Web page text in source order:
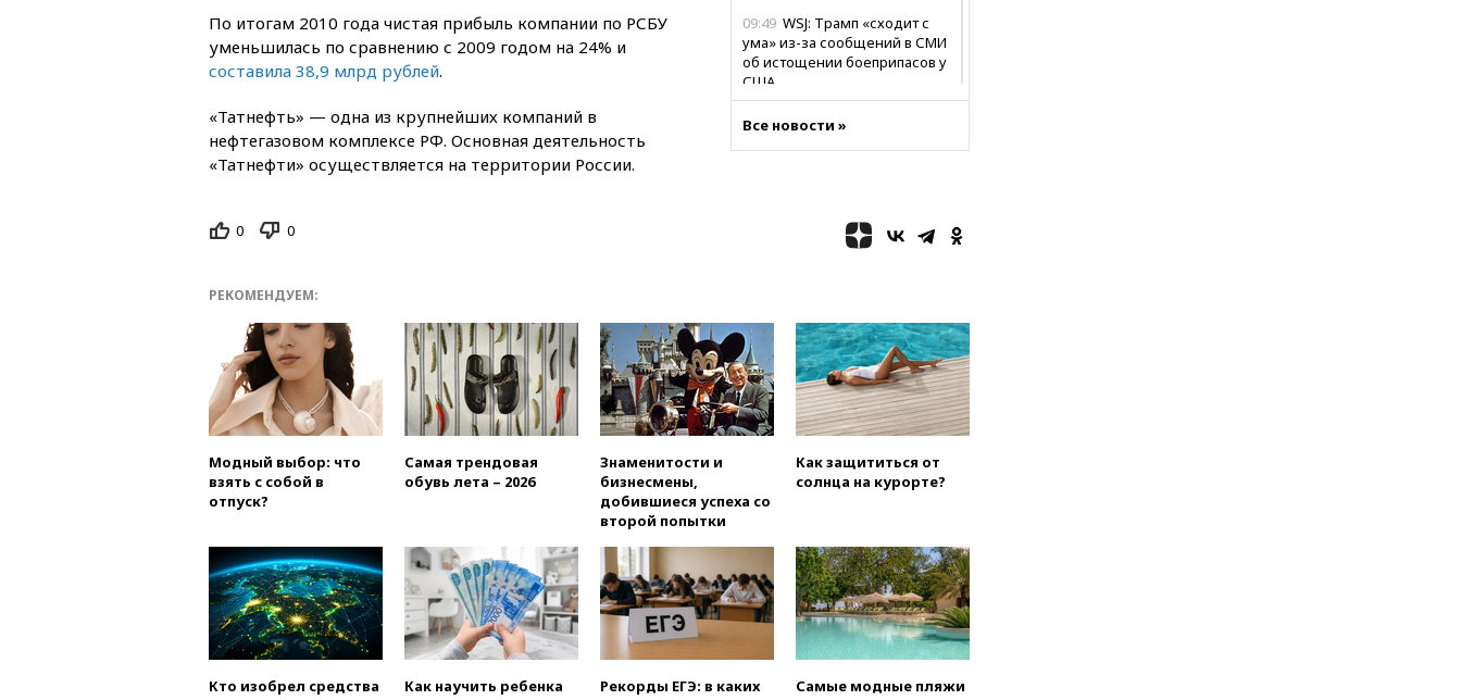
09:49 WSJ: Трамп «сходит с
ума» из-за сообщений в СМИ
об истощении боеприпасов у
США
в 2028 году могут войти в
состав Евросоюза
основополагающим
принципам ЕАЭС
попросили уволиться
08:51
Рубио попросил Лаврова
освободить бывшего
американского морпеха,
осужденного в России
атакован склад Wildberries
07:52
07:00
Лесной пожар в 30
километрах от Ванкувера
привел к эвакуации жителей
Суд обязал Meta
выплатить $567 млн по делу о
вреде психическому
Все новости »
По итогам 2010 года чистая прибыль компании по РСБУ
уменьшилась по сравнению с 2009 годом на 24% и
составила 38,9 млрд рублей.
«Татнефть» — одна из крупнейших компаний в
нефтегазовом комплексе РФ. Основная деятельность
«Татнефти» осуществляется на территории России.
0 0
РЕКОМЕНДУЕМ:
Модный выбор: что
взять с собой в
отпуск?
Самая трендовая
обувь лета – 2026
Знаменитости и
бизнесмены,
добившиеся успеха со
второй попытки
Как защититься от
солнца на курорте?
Кто изобрел средства
Как научить ребенка
Рекорды ЕГЭ: в каких
Самые модные пляжи